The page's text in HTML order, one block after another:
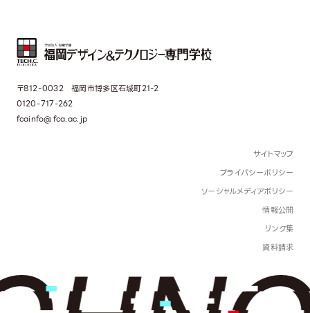
〒812-0032 福岡市博多区石城町21-2
0120-717-262
fcainfo@fca.ac.jp
サイトマップ
プライバシーポリシー
ソーシャルメディアポリシー
情報公開
リンク集
資料請求